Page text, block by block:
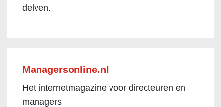
delven.
Managersonline.nl
Het internetmagazine voor directeuren en
managers